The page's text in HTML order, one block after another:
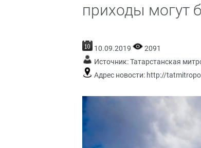
приходы могут
10.09.2019
2091
Источник:Татарстанская
Адрес новости: http://